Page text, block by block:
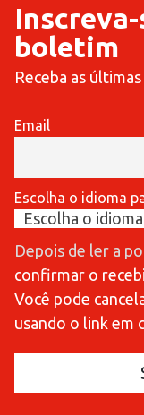
boletim
Receba as
Email
Escolha o idioma
Depois de ler a
confirmar o
Você pode
usando o link em